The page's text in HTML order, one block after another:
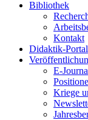
Bibliothek
Kontakt
Didaktik-Portal
E­-
Kriege